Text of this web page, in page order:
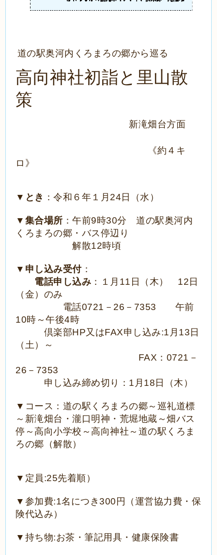
道の駅奥河内くろまろの郷から巡る
高向神社初詣と里山散
策
新滝畑台方面
《約４キ
ロ》
▼ とき ：令和６年１月 24 日（水）
▼ 集合場所 ：午前9時30分 道の駅奥河内
くろまろの郷・バス停辺り
解散12時頃
▼ 申し込み受付：
電話申し込み ：１月 11 日（木） 12 日
（金）のみ
電話0721 － 26 － 7353 午前
10時～午後4時
倶楽部HP又はFAX申し込み:1 月 13 日
（土）～
FAX ： 0721 －
26 － 7353
申し込み締め切り： 1 月 18 日（木）
▼コース：道の駅くろまろの郷～巡礼道標
～新滝畑台・瀧口明神・荒堀地蔵～畑バス
停～高向小学校～高向神社～道の駅くろま
ろの郷（解散）
▼定員:25先着順）
▼参加費:1名につき300 円（運営協力費・保
険代込み）
▼ 持ち物:お茶・筆記用具・健康保険書